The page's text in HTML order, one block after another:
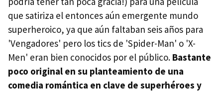
que satiriza el entonces aún emergente mundo
superheroico, ya que aún faltaban seis años para
'Vengadores' pero los tics de 'Spider-Man' o 'X-
Men' eran bien conocidos por el público. Bastante
poco original en su planteamiento de una
comedia romántica en clave de superhéroes y